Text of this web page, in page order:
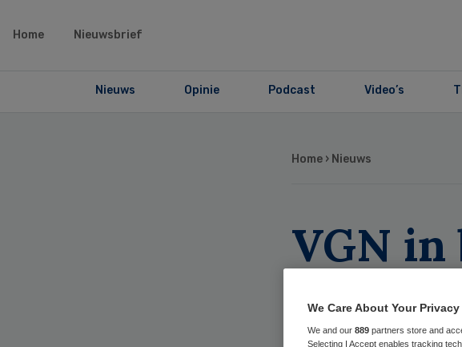
Home Nieuwsbrief
Nieuws Opinie Podcast Video’s
Home › Nieuws
VGN in
We Care About Your Privacy
We and our 889 partners store and
Selecting I Accept enables tracking